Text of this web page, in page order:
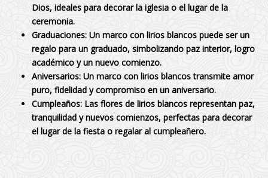
Dios, ideales para decorar la iglesia o el lugar de la
ceremonia.
Graduaciones: Un marco con lirios blancos puede ser un
regalo para un graduado, simbolizando paz interior, logro
académico y un nuevo comienzo.
Aniversarios: Un marco con lirios blancos transmite amor
puro, fidelidad y compromiso en un aniversario.
Cumpleaños: Las flores de lirios blancos representan paz,
tranquilidad y nuevos comienzos, perfectas para decorar
el lugar de la fiesta o regalar al cumpleañero.